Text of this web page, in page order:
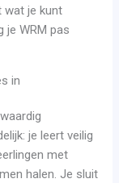
wat je kunt
je WRM pas
in
je leert veilig
met
halen. Je sluit